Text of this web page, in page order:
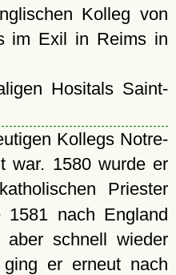
Kolleg von
im Exil in Reims in
Hositals Saint-
Kollegs Notre-
war. 1580 wurde er
Priester
1581 nach England
schnell wieder
er erneut nach